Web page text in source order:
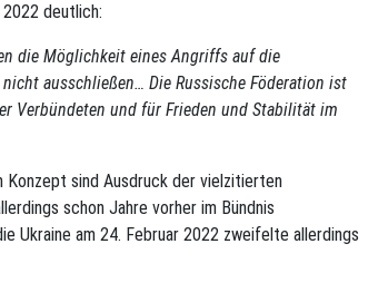
deutlich:
die Möglichkeit eines Angriffs auf die
ausschließen… Die Russische Föderation ist
Verbündeten und für Frieden und Stabilität im
Konzept sind Ausdruck der vielzitierten
schon Jahre vorher im Bündnis
Ukraine am 24. Februar 2022 zweifelte allerdings